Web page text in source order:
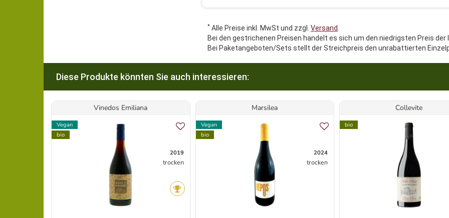
* Alle Preise inkl. MwSt und zzgl. Versand
Bei den gestrichenen Preisen handelt es sich um den niedrigsten Preis
Bei Paketangeboten/Sets stellt der Streichpreis den unrabattierten
Diese Produkte könnten Sie auch interessieren:
Vinedos Emiliana
Vegan
bio
2019
trocken
Marsilea
Vegan
bio
2024
trocken
Collevite
bio